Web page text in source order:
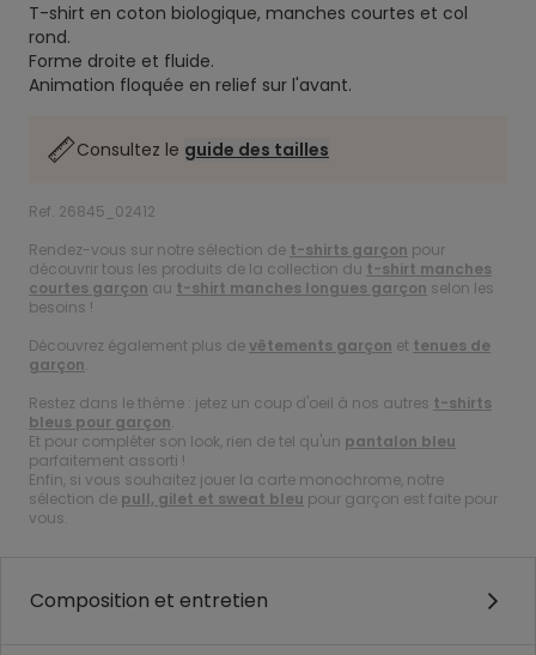
T-shirt en coton biologique, manches courtes et col
rond.
Forme droite et fluide.
Animation floquée en relief sur l'avant.
Consultez le guide des tailles
Ref. 26845_02412
Rendez-vous sur notre sélection de t-shirts garçon pour
découvrir tous les produits de la collection du t-shirt manches
courtes garçon au t-shirt manches longues garçon selon les
besoins !
Découvrez également plus devêtements garçon et tenues de
garçon.
Restez dans le thème : jetez un coup d'oeil à nos autres t-shirts
bleus pour garçon.
Et pour compléter son look, rien de tel qu'un pantalon bleu
parfaitement assorti !
Enfin, si vous souhaitez jouer la carte monochrome, notre
sélection de pull, gilet et sweat bleu pour garçon est faite pour
vous.
Composition et entretien